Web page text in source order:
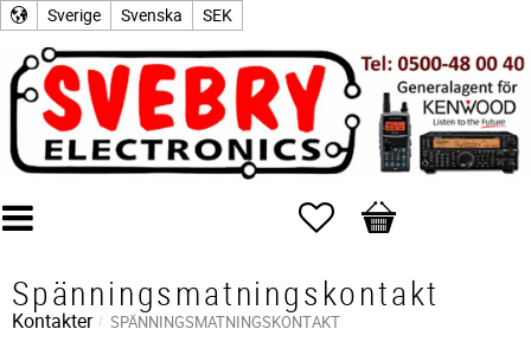
Sverige Svenska SEK
Favoriter
Kundvagn
Spänningsmatningskontakt
Kontakter SPÄNNINGSMATNINGSKONTAKT